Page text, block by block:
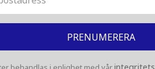
PRENUMERERA